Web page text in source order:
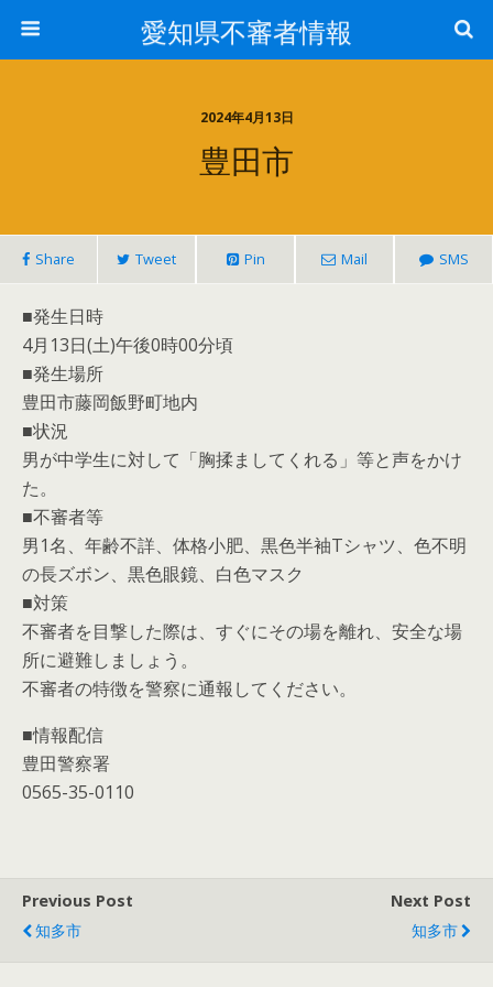
愛知県不審者情報
2024年4月13日
豊田市
Share Tweet Pin Mail SMS
■発生日時
4月13日(土)午後0時00分頃
■発生場所
豊田市藤岡飯野町地内
■状況
男が中学生に対して「胸揉ましてくれる」等と声をかけ
た。
■不審者等
男1名、年齢不詳、体格小肥、黒色半袖Tシャツ、色不明
の長ズボン、黒色眼鏡、白色マスク
■対策
不審者を目撃した際は、すぐにその場を離れ、安全な場
所に避難しましょう。
不審者の特徴を警察に通報してください。
■情報配信
豊田警察署
0565-35-0110
Previous Post
知多市
Next Post
知多市